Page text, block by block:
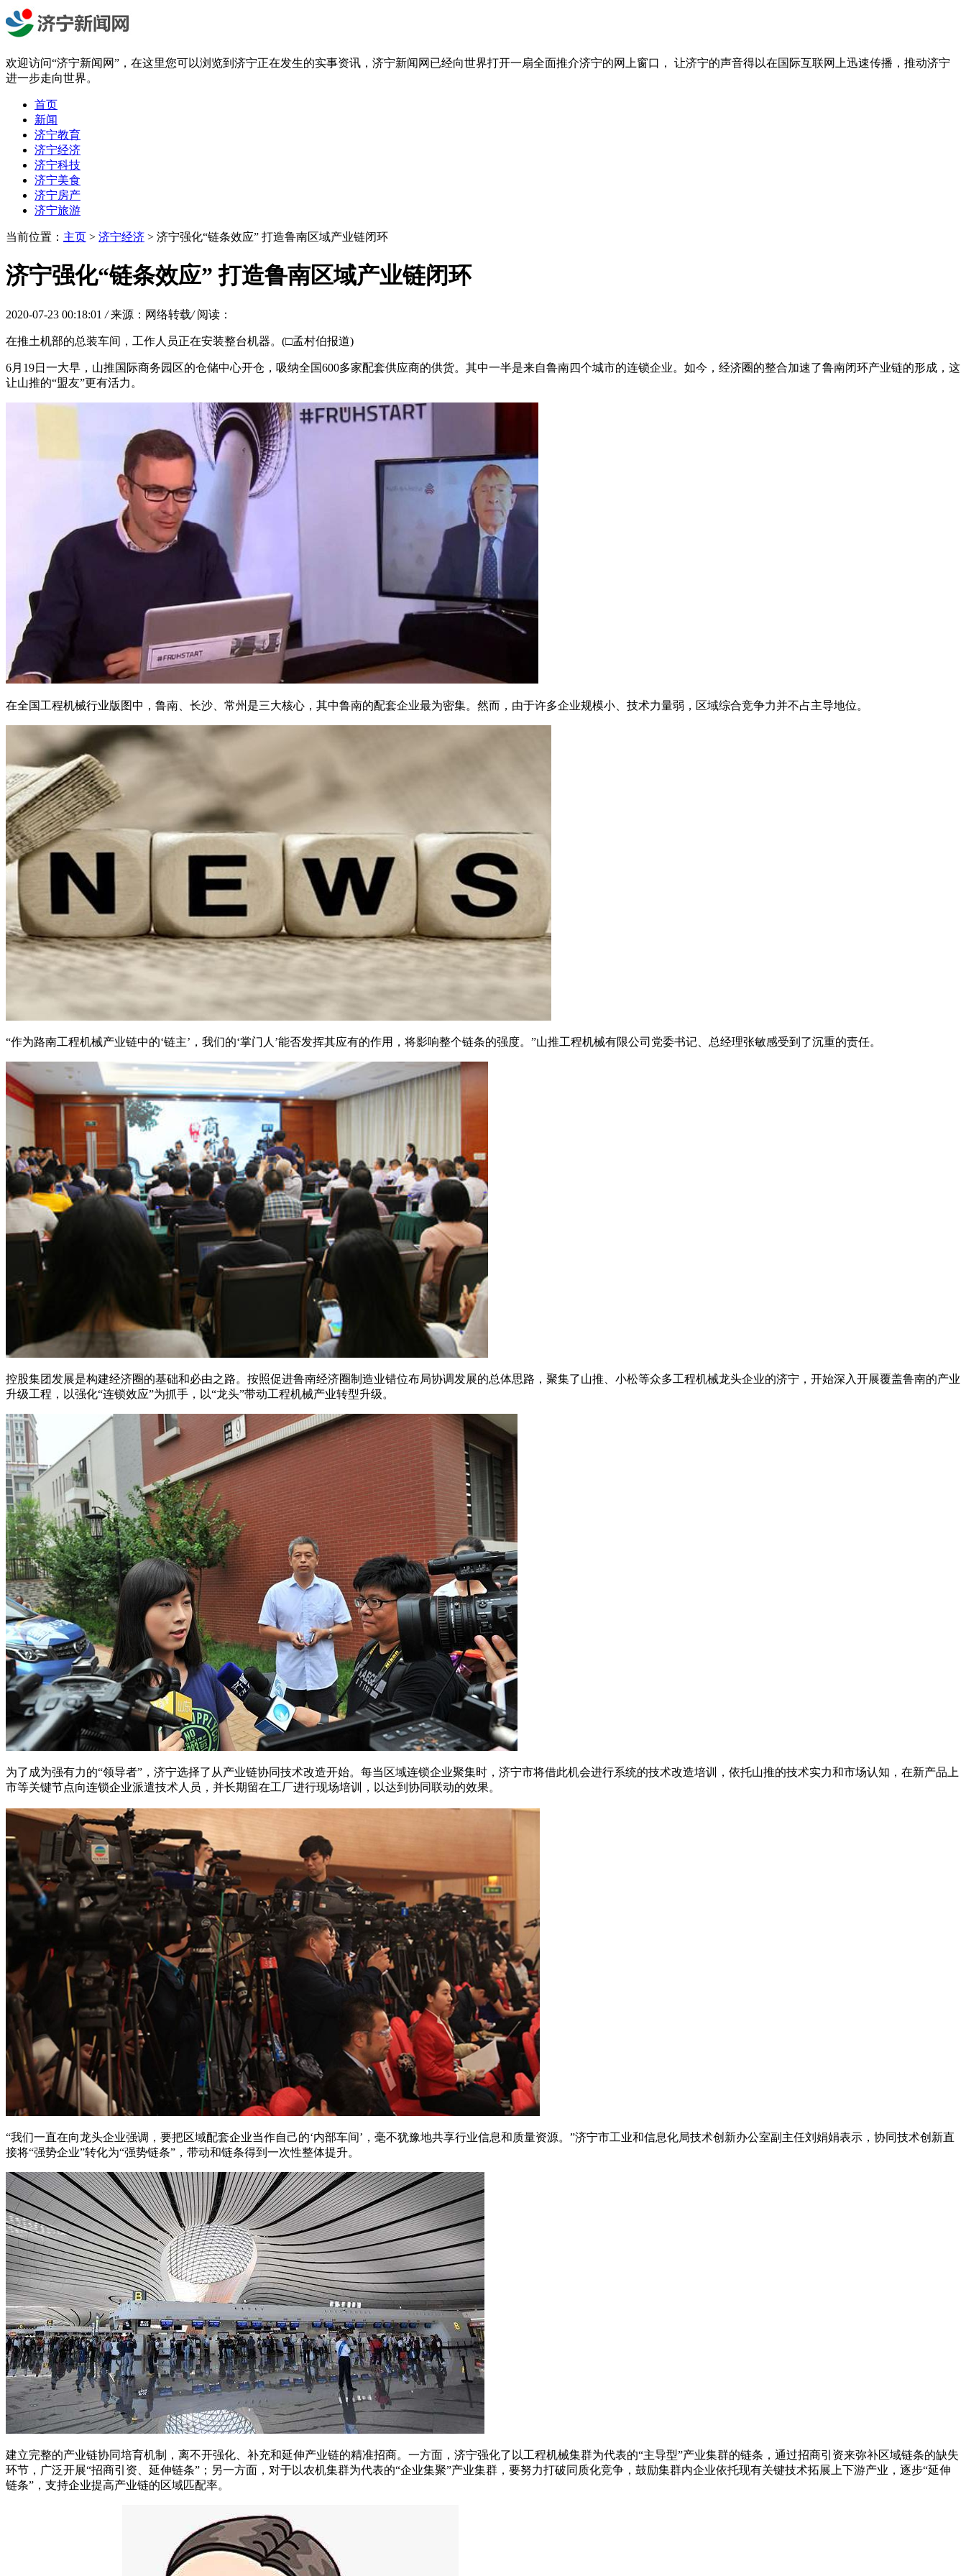
欢迎访问“济宁新闻网”，在这里您可以浏览到济宁正在发生的实事资讯，济宁新闻网已经向世界打开一扇全面推介济宁的网上窗口， 让济宁的声音得以在国际互联网上迅速传播，推动济宁
进一步走向世界。
首页
新闻
济宁教育
济宁经济
济宁科技
济宁美食
济宁房产
济宁旅游
当前位置： 主页 > 济宁经济 > 济宁强化“链条效应” 打造鲁南区域产业链闭环
济宁强化“链条效应” 打造鲁南区域产业链闭环
2020-07-23 00:18:01 / 来源：网络转载/ 阅读：
在推土机部的总装车间，工作人员正在安装整台机器。(□孟村伯报道)
6月19日一大早，山推国际商务园区的仓储中心开仓，吸纳全国600多家配套供应商的供货。其中一半是来自鲁南四个城市的连锁企业。如今，经济圈的整合加速了鲁南闭环产业链的形成，这
让山推的“盟友”更有活力。
在全国工程机械行业版图中，鲁南、长沙、常州是三大核心，其中鲁南的配套企业最为密集。然而，由于许多企业规模小、技术力量弱，区域综合竞争力并不占主导地位。
“作为路南工程机械产业链中的‘链主’，我们的‘掌门人’能否发挥其应有的作用，将影响整个链条的强度。”山推工程机械有限公司党委书记、总经理张敏感受到了沉重的责任。
控股集团发展是构建经济圈的基础和必由之路。按照促进鲁南经济圈制造业错位布局协调发展的总体思路，聚集了山推、小松等众多工程机械龙头企业的济宁，开始深入开展覆盖鲁南的产业
升级工程，以强化“连锁效应”为抓手，以“龙头”带动工程机械产业转型升级。
为了成为强有力的“领导者”，济宁选择了从产业链协同技术改造开始。每当区域连锁企业聚集时，济宁市将借此机会进行系统的技术改造培训，依托山推的技术实力和市场认知，在新产品上
市等关键节点向连锁企业派遣技术人员，并长期留在工厂进行现场培训，以达到协同联动的效果。
“我们一直在向龙头企业强调，要把区域配套企业当作自己的‘内部车间’，毫不犹豫地共享行业信息和质量资源。”济宁市工业和信息化局技术创新办公室副主任刘娟娟表示，协同技术创新直
接将“强势企业”转化为“强势链条”，带动和链条得到一次性整体提升。
建立完整的产业链协同培育机制，离不开强化、补充和延伸产业链的精准招商。一方面，济宁强化了以工程机械集群为代表的“主导型”产业集群的链条，通过招商引资来弥补区域链条的缺失
环节，广泛开展“招商引资、延伸链条”；另一方面，对于以农机集群为代表的“企业集聚”产业集群，要努力打破同质化竞争，鼓励集群内企业依托现有关键技术拓展上下游产业，逐步“延伸
链条”，支持企业提高产业链的区域匹配率。